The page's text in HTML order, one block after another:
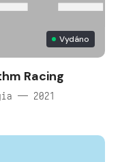
Vydáno
Racing
— 2021